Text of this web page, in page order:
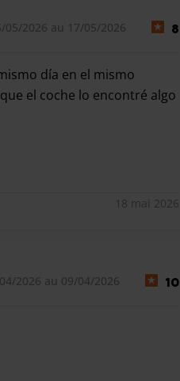
05/2026 au 17/05/2026 8
día en el mismo
el coche lo encontré algo
18 mai 2026
2026 au 09/04/2026 10